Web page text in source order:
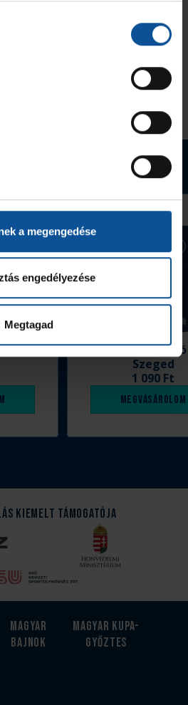
a megengedése
engedélyezése
Megtagad
26
Szeged
1 090 Ft
Megvásárolom
kiemelt támogatója
Magyar
bajnok
Magyar kupa-
győztes